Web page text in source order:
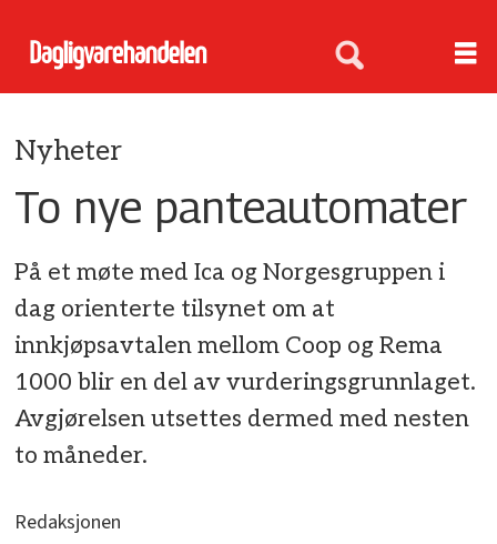
Nyheter
To nye panteautomater
På et møte med Ica og Norgesgruppen i
dag orienterte tilsynet om at
innkjøpsavtalen mellom Coop og Rema
1000 blir en del av vurderingsgrunnlaget.
Avgjørelsen utsettes dermed med nesten
to måneder.
Redaksjonen